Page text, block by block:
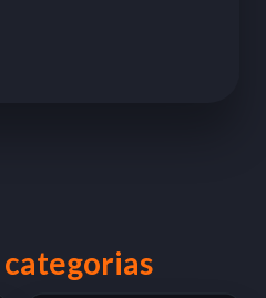
categorias